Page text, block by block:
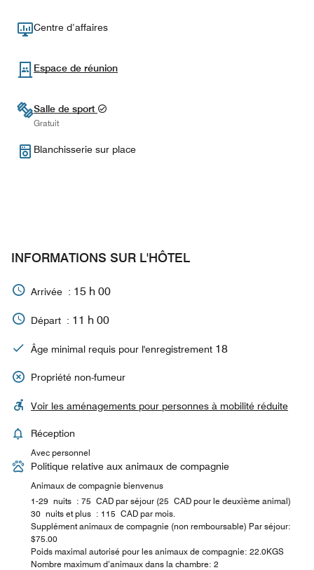
Centre d’affaires
Espace de réunion
Salle de sport
Gratuit
Blanchisserie sur place
INFORMATIONS SUR L'HÔTEL
Arrivée : 15 h 00
Départ : 11 h 00
Âge minimal requis pour l'enregistrement 18
Propriété non-fumeur
Voir les aménagements pour personnes à mobilité réduite
Réception
Avec personnel
Politique relative aux animaux de compagnie
Animaux de compagnie bienvenus
1-29 nuits : 75 CAD par séjour (25 CAD pour le deuxième animal)
30 nuits et plus : 115 CAD par mois.
Supplément animaux de compagnie (non remboursable) Par séjour:
$75.00
Poids maximal autorisé pour les animaux de compagnie: 22.0KGS
Nombre maximum d’animaux dans la chambre: 2